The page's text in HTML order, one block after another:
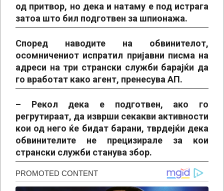
од притвор, но дека и натаму е под истрага
затоа што бил подготвен за шпионажа.
Според наводите на обвинителот,
осомничениот испратил пријавни писма на
адреси на три странски служби барајќи да
го вработат како агент, пренесува АП.
– Рекол дека е подготвен, ако го
регрутираат, да изврши секакви активности
кои од него ќе бидат барани, тврдејќи дека
обвинителите не прецизирале за кои
странски служби станува збор.